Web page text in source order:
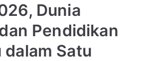
Dunia
Pendidikan
Satu